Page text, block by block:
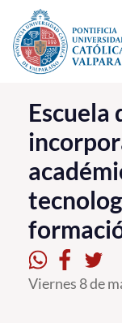
Click acá para ir
La Universidad
Investigación,
PUCV
Vinculación con
Admisión
Pregrado
Escuela
Viernes 8 de